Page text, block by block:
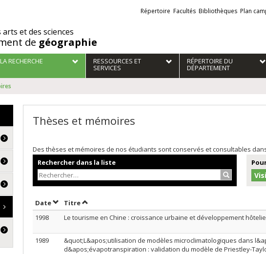
arts et des sciences
de géographie
Liens
externes
Répertoire Facultés Bibliothèques Plan
LA RECHERCHE RESSOURCES ET
SERVICES
RÉPERTOIRE DU
DÉPARTEMENT
Thèses et mémoires
Des thèses et mémoires de nos étudiants sont conservés et consultables
Rechercher dans la liste
Rechercher…
DateTrier par date en ordre croissant
TitreTrier par titre en ordre croissant
1998
Le tourisme en Chine : croissance urbaine et développement
1989
&quot;L&apos;utilisation de modèles microclimatologiques dans
d&apos;évapotranspiration : validation du modèle de Priestley-